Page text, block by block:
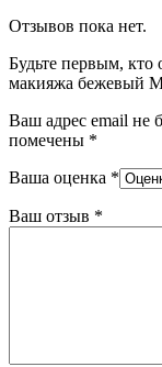
Отзывов пока нет.
Будьте первым,
макияжа бежевый
Ваш адрес email не
помечены *
Ваша оценка *
Ваш отзыв *